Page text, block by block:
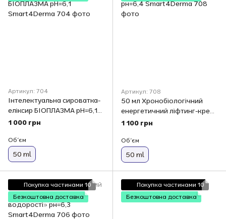
Артикул: 704
Інтелектуальна сироватка-
еліксир БІОПЛАЗМА рН=6,1
Smart4Derma
1 000 грн
Обʼєм
50 ml
Артикул: 708
50 мл Хронобіологічний
енергетичний ліфтинг-крем
рн=6,4 Smart4Derma
1 100 грн
Обʼєм
50 ml
Покупка частинами 10
Безкоштовна доставка
Покупка частинами 10
Безкоштовна доставка